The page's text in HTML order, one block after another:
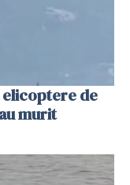
elicoptere de
murit